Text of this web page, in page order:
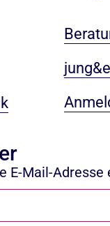
E-Mail-Adresse